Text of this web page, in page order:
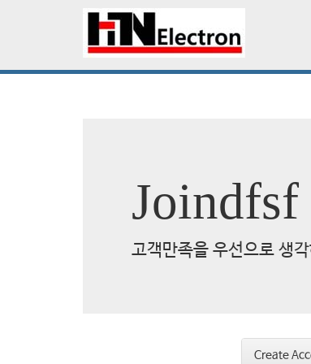
Joindfsf
고객만족을 우선으로 생
Create